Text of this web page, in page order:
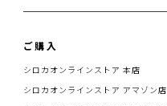
ご購入
シロカオンラインストア 本店
シロカオンラインストア アマゾン店